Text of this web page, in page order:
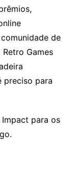
de
Games
preciso para
para os